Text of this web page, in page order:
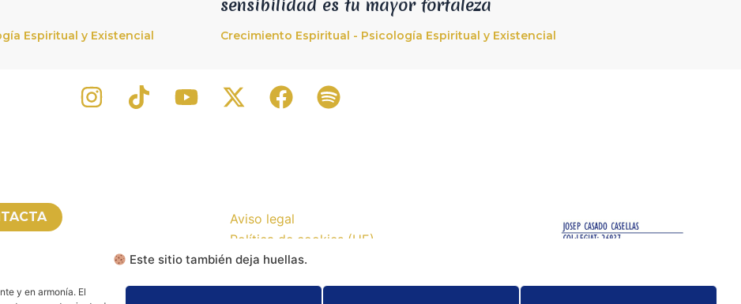
Este sitio también deja huellas.
y en armonía. El
Espiritual y Existencial
sensibilidad es tu mayor fortaleza
Crecimiento Espiritual - Psicología Espiritual y Existencial
TU CONSULTA
Aviso legal
Política de cookies (UE)
Política de privacidad